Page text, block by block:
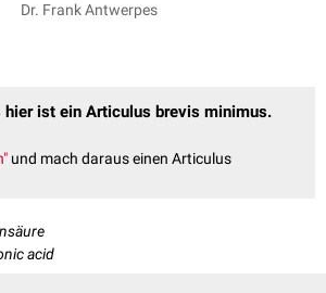
Dr. Frank Antwerpes
hier ist ein Articulus brevis minimus.
und mach daraus einen Articulus
acid